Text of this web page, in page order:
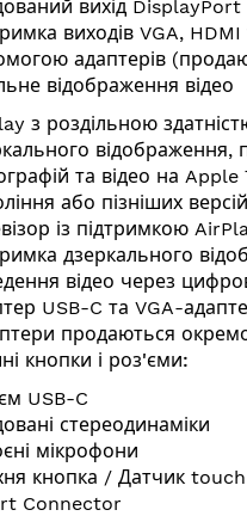
вихід DisplayPort
виходів VGA, HDMI
адаптерів
відображення відео
з роздільною
відображення,
та відео на Apple
або пізніших
із підтримкою
дзеркального
відео через
USB-C та VGA-
продаються
кнопки і роз'єми:
USB-C
стереодинаміки
мікрофони
кнопка / Датчик
Connector